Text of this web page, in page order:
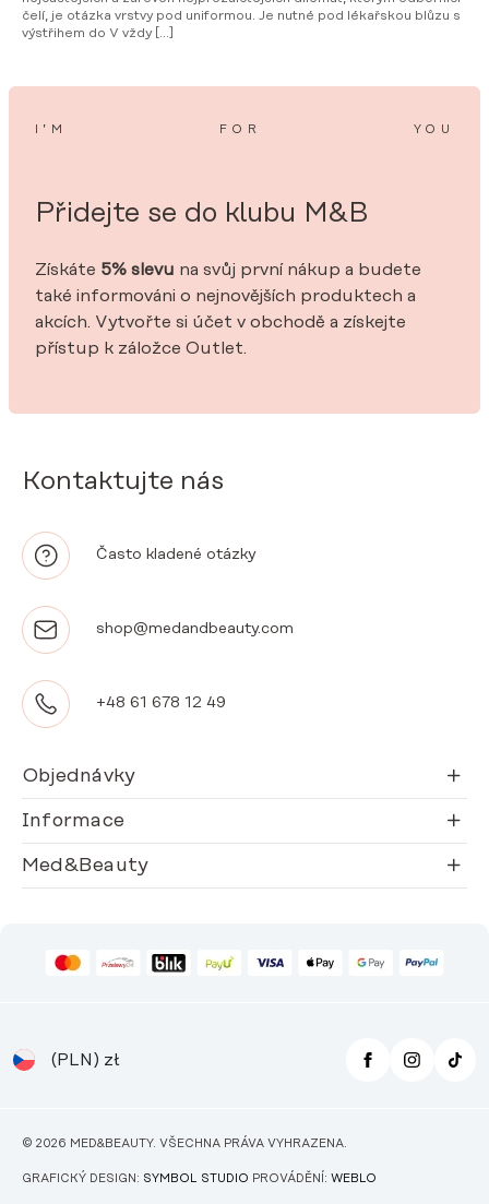
čelí, je otázka vrstvy pod uniformou. Je nutné pod lékařskou blůzu s
výstřihem do V vždy […]
Kontaktujte nás
Často kladené otázky
shop@medandbeauty.com
+48 61 678 12 49
Objednávky
Informace
Med&Beauty
I’M FOR YOU
Přidejte se do klubu M&B
Získáte 5% slevu na svůj první nákup a budete
také informováni o nejnovějších produktech a
akcích. Vytvořte si účet v obchodě a získejte
přístup k záložce Outlet.
(PLN) zł
© 2026 MED&BEAUTY. VŠECHNA PRÁVA VYHRAZENA.
GRAFICKÝ DESIGN: SYMBOL STUDIO PROVÁDĚNÍ: WEBLO